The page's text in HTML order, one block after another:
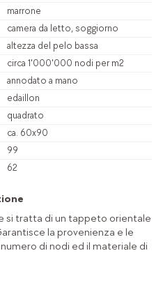
marrone
camera da letto, soggiorno
altezza del pelo bassa
circa 1'000'000 nodi per m2
annodato a mano
edaillon
quadrato
ca. 60x90
99
62
si tratta di un tappeto orientale
la provenienza e le
di nodi ed il materiale di